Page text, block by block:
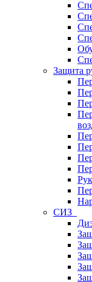
Защита
СИЗ